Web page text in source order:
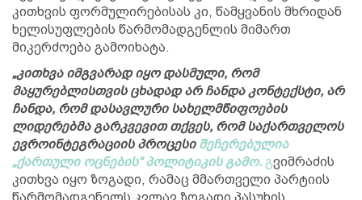
კითხვის ფორმულირებისას კი, წამყვანის მხრიდან
ხელისუფლების წარმომადგენლის მიმართ
მიკერძოება გამოიხატა.
„კითხვა იმგვარად იყო დასმული, რომ
მაყურებლისთვის ცხადად არ ჩანდა კონტექსტი, არ
ჩანდა, რომ დასავლური სახელმწიფოების
ლიდერებმა გარკვევით თქვეს, რომ საქართველოს
ევროინტეგრაციის პროცესი შეჩერებულია
„ქართული ოცნების“ პოლიტიკის გამო. გვიმრაძის
კითხვა იყო ზოგადი, რამაც მმართველი პარტიის
წარმომადგენელს კვლავ ზოგადი პასუხის